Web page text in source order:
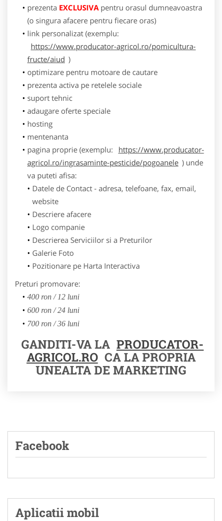
prezenta EXCLUSIVApentru orasul dumneavoastra
(o singura afacere pentru fiecare oras)
link personalizat (exemplu:
https://www.producator-agricol.ro/pomicultura-
fructe/aiud )
optimizare pentru motoare de cautare
prezenta activa pe retelele sociale
suport tehnic
adaugare oferte speciale
hosting
mentenanta
pagina proprie (exemplu:
https://www.producator-
agricol.ro/ingrasaminte-pesticide/pogoanele ) unde
va puteti afisa:
Datele de Contact - adresa, telefoane, fax, email,
website
Descriere afacere
Logo companie
Descrierea Serviciilor si a Preturilor
Galerie Foto
Pozitionare pe Harta Interactiva
Preturi promovare:
400 ron / 12 luni
600 ron / 24 luni
700 ron / 36 luni
GANDITI-VA LA PRODUCATOR-
AGRICOL.RO CA LA PROPRIA
UNEALTA DE MARKETING
Facebook
Aplicatii mobil